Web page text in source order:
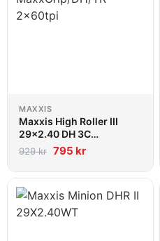
MAXXIS
Maxxis High Roller III
29x2.40 DH 3C
MaxxGrip/DH/TR 2x60tpi
929kr 795 kr